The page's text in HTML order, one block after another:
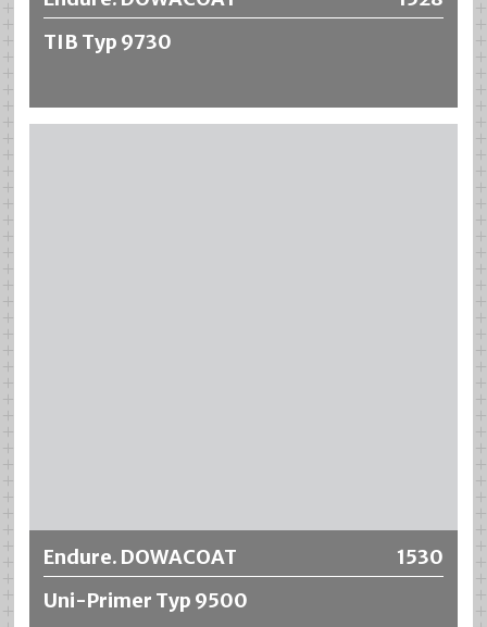
TIB Typ 9730
1530
Endure. DOWACOAT
Uni-Primer Typ 9500